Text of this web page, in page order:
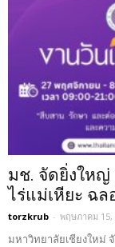
มช. จัดยิ่งใหญ่
ไร่แม่เหียะ ฉ
torzkrub - พฤษภาคม 15,
มหาวิทยาลัยเชียงใหม่